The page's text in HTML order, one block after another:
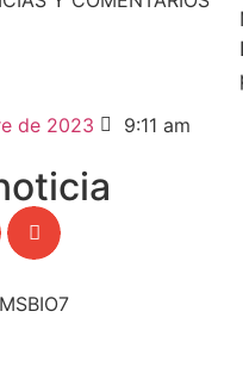
de 2023 9:11 am